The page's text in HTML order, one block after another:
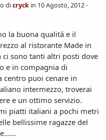
dicryck in 10 Agosto, 2012 -
la buona qualitá e il
al ristorante Made in
ci sono tanti altri posti dove
e in compagnia di
centro puoi cenare in
intermezzo, troverai
e un ottimo servizio.
piatti italiani a pochi metri
bellissime ragazze del